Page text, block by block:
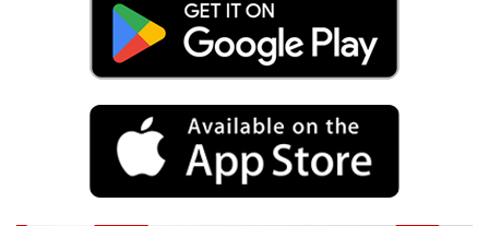
Khoa Huyễn Không Gian